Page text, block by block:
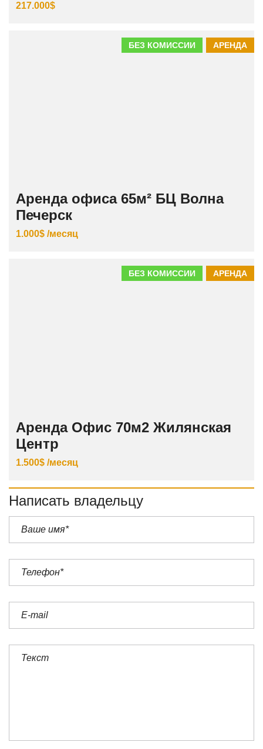
217.000$
АРЕНДА
БЕЗ КОМИССИИ
Аренда офиса 65м² БЦ Волна
Печерск
1.000$ /месяц
АРЕНДА
БЕЗ КОМИССИИ
Аренда Офис 70м2 Жилянская
Центр
1.500$ /месяц
Написать владельцу